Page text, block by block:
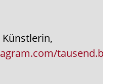
Künstlerin,
tausend.bild/